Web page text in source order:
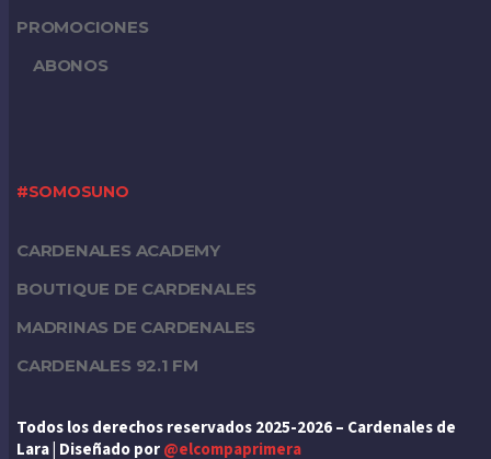
PROMOCIONES
ABONOS
#SOMOSUNO
CARDENALES ACADEMY
BOUTIQUE DE CARDENALES
MADRINAS DE CARDENALES
CARDENALES 92.1 FM
Todos los derechos reservados 2025-2026 – Cardenales de
Lara | Diseñado por@elcompaprimera